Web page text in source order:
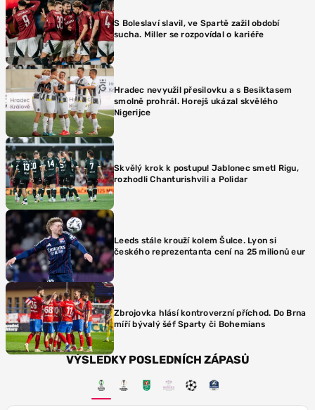
S Boleslaví slavil, ve Spartě zažil období
sucha. Miller se rozpovídal o kariéře
Hradec nevyužil přesilovku a s Besiktasem
smolně prohrál. Horejš ukázal skvělého
Nigerijce
Skvělý krok k postupu! Jablonec smetl Rigu,
rozhodli Chanturishvili a Polidar
Leeds stále krouží kolem Šulce. Lyon si
českého reprezentanta cení na 25 milionů eur
Zbrojovka hlásí kontroverzní příchod. Do Brna
míří bývalý šéf Sparty či Bohemians
VÝSLEDKY POSLEDNÍCH ZÁPASŮ